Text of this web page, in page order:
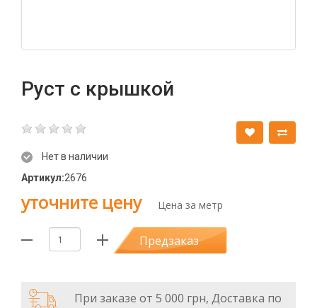
Руст с крышкой
Нет в наличии
Артикул:2676
уточните цену Цена за метр
Предзаказ
При заказе от 5 000 грн, Доставка по